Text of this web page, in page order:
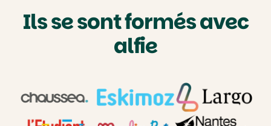
Ils se sont formés avec
alfie